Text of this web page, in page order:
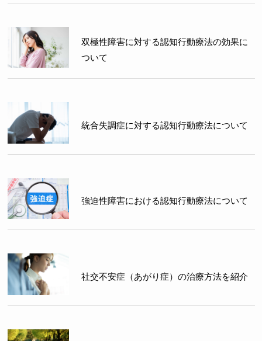
双極性障害に対する認知行動療法の効果に
ついて
統合失調症に対する認知行動療法について
強迫性障害における認知行動療法について
社交不安症（あがり症）の治療方法を紹介